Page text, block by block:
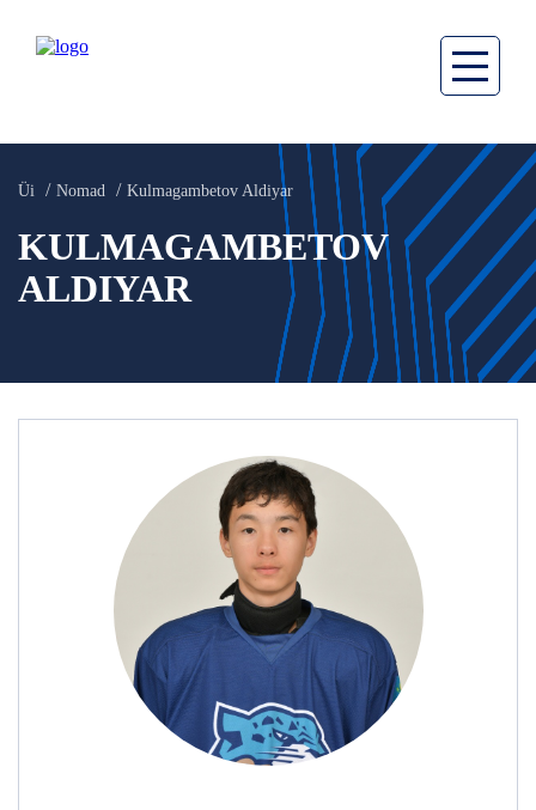
Üi Nomad Kulmagambetov Aldiyar
KULMAGAMBETOV
ALDIYAR